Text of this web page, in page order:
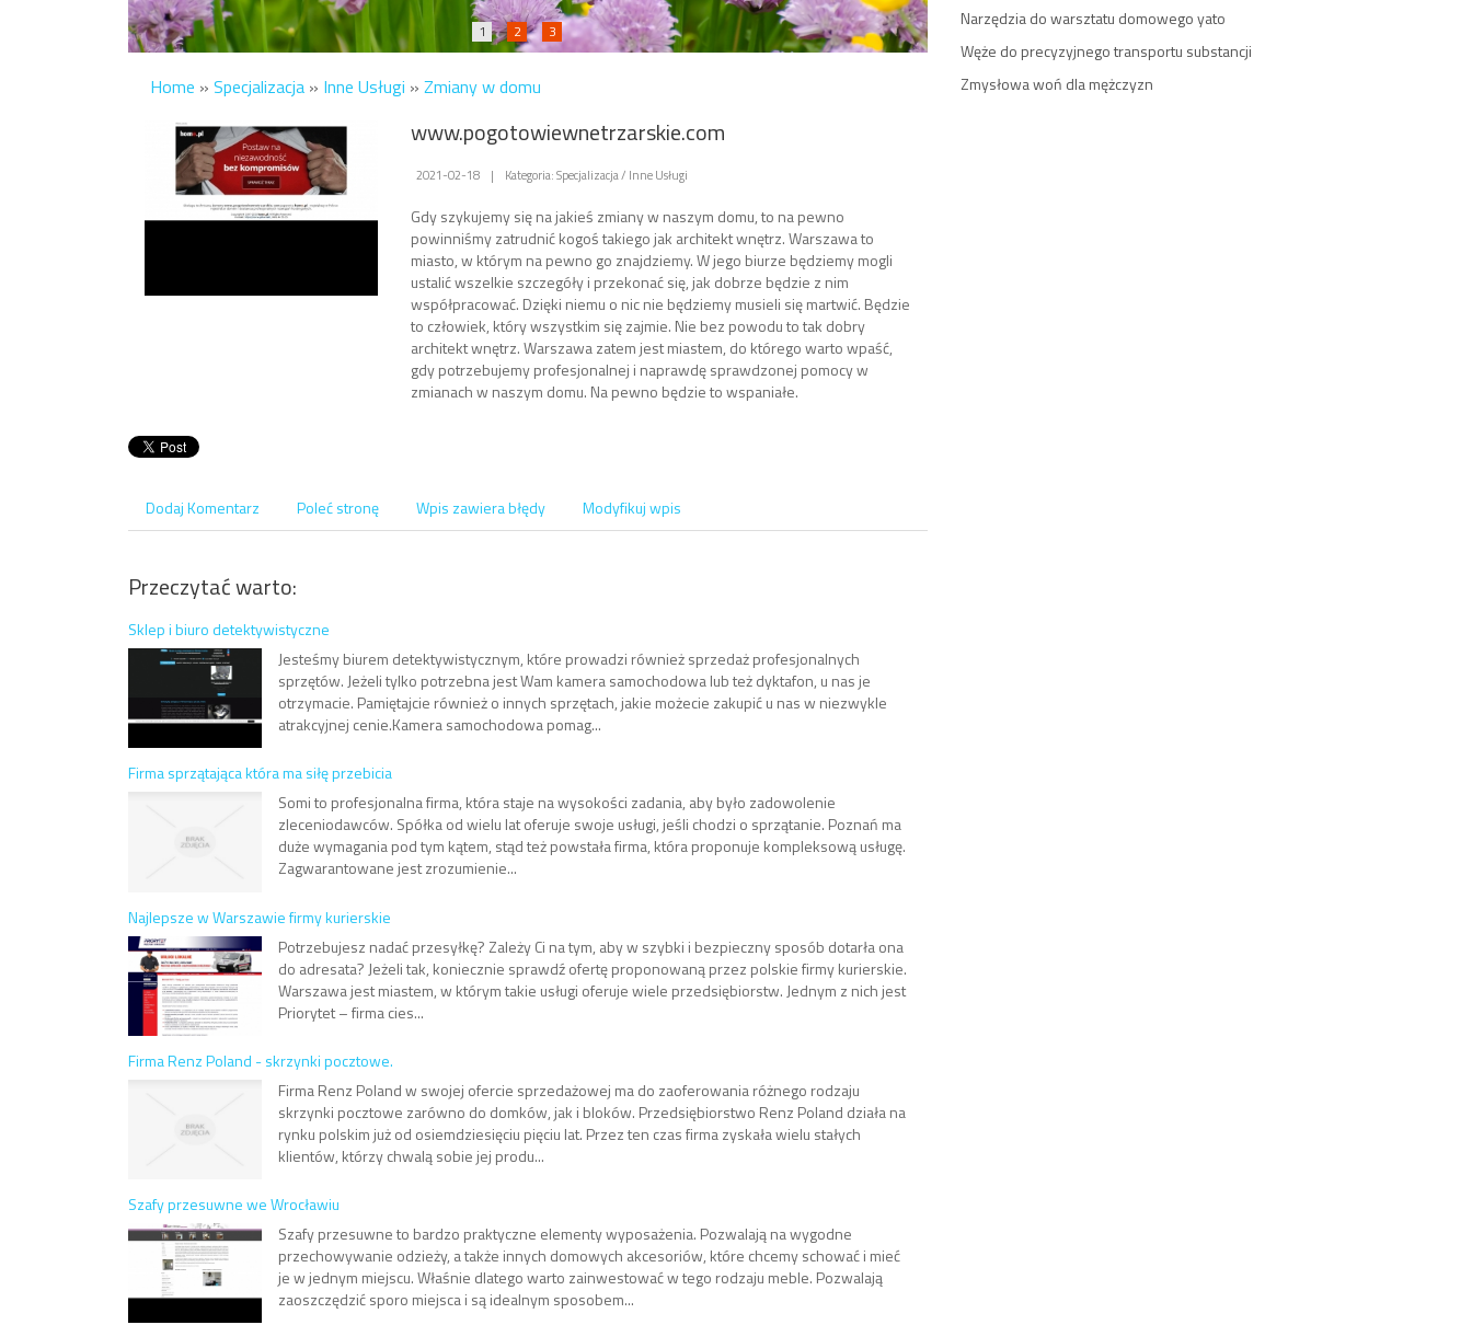
1 2 3
Home » Specjalizacja » Inne Usługi » Zmiany w domu
www.pogotowiewnetrzarskie.com
2021-02-18 | Kategoria: Specjalizacja / Inne Usługi
Gdy szykujemy się na jakieś zmiany w naszym domu, to na pewno
powinniśmy zatrudnić kogoś takiego jak architekt wnętrz. Warszawa to
miasto, w którym na pewno go znajdziemy. W jego biurze będziemy mogli
ustalić wszelkie szczegóły i przekonać się, jak dobrze będzie z nim
współpracować. Dzięki niemu o nic nie będziemy musieli się martwić. Będzie
to człowiek, który wszystkim się zajmie. Nie bez powodu to tak dobry
architekt wnętrz. Warszawa zatem jest miastem, do którego warto wpaść,
gdy potrzebujemy profesjonalnej i naprawdę sprawdzonej pomocy w
zmianach w naszym domu. Na pewno będzie to wspaniałe.
Dodaj Komentarz Poleć stronę Wpis zawiera błędy Modyfikuj wpis
Przeczytać warto:
Sklep i biuro detektywistyczne
Jesteśmy biurem detektywistycznym, które prowadzi również sprzedaż profesjonalnych
sprzętów. Jeżeli tylko potrzebna jest Wam kamera samochodowa lub też dyktafon, u nas je
otrzymacie. Pamiętajcie również o innych sprzętach, jakie możecie zakupić u nas w niezwykle
atrakcyjnej cenie.Kamera samochodowa pomag...
Firma sprzątająca która ma siłę przebicia
Somi to profesjonalna firma, która staje na wysokości zadania, aby było zadowolenie
zleceniodawców. Spółka od wielu lat oferuje swoje usługi, jeśli chodzi o sprzątanie. Poznań ma
duże wymagania pod tym kątem, stąd też powstała firma, która proponuje kompleksową usługę.
Zagwarantowane jest zrozumienie...
Najlepsze w Warszawie firmy kurierskie
Potrzebujesz nadać przesyłkę? Zależy Ci na tym, aby w szybki i bezpieczny sposób dotarła ona
do adresata? Jeżeli tak, koniecznie sprawdź ofertę proponowaną przez polskie firmy kurierskie.
Warszawa jest miastem, w którym takie usługi oferuje wiele przedsiębiorstw. Jednym z nich jest
Priorytet – firma cies...
Firma Renz Poland - skrzynki pocztowe.
Firma Renz Poland w swojej ofercie sprzedażowej ma do zaoferowania różnego rodzaju
skrzynki pocztowe zarówno do domków, jak i bloków. Przedsiębiorstwo Renz Poland działa na
rynku polskim już od osiemdziesięciu pięciu lat. Przez ten czas firma zyskała wielu stałych
klientów, którzy chwalą sobie jej produ...
Szafy przesuwne we Wrocławiu
Szafy przesuwne to bardzo praktyczne elementy wyposażenia. Pozwalają na wygodne
przechowywanie odzieży, a także innych domowych akcesoriów, które chcemy schować i mieć
je w jednym miejscu. Właśnie dlatego warto zainwestować w tego rodzaju meble. Pozwalają
zaoszczędzić sporo miejsca i są idealnym sposobem...
Narzędzia do warsztatu domowego yato
Węże do precyzyjnego transportu substancji
Zmysłowa woń dla mężczyzn